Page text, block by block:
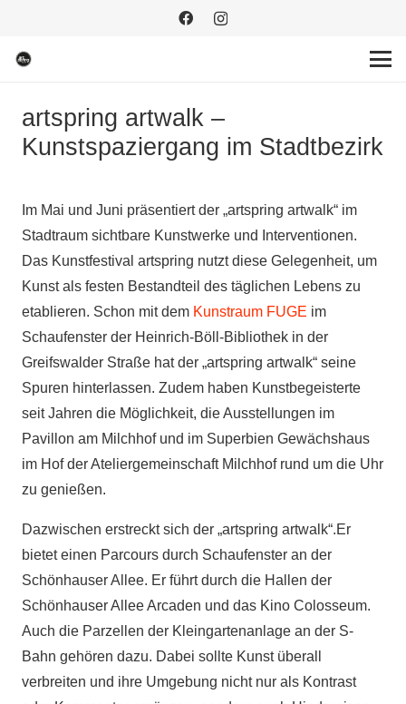
artspring artwalk –
Kunstspaziergang im Stadtbezirk
Im Mai und Juni präsentiert der „artspring artwalk“ im
Stadtraum sichtbare Kunstwerke und Interventionen.
Das Kunstfestival artspring nutzt diese Gelegenheit, um
Kunst als festen Bestandteil des täglichen Lebens zu
etablieren. Schon mit dem Kunstraum FUGE im
Schaufenster der Heinrich-Böll-Bibliothek in der
Greifswalder Straße hat der „artspring artwalk“ seine
Spuren hinterlassen. Zudem haben Kunstbegeisterte
seit Jahren die Möglichkeit, die Ausstellungen im
Pavillon am Milchhof und im Superbien Gewächshaus
im Hof der Ateliergemeinschaft Milchhof rund um die Uhr
zu genießen.
Dazwischen erstreckt sich der „artspring artwalk“.Er
bietet einen Parcours durch Schaufenster an der
Schönhauser Allee. Er führt durch die Hallen der
Schönhauser Allee Arcaden und das Kino Colosseum.
Auch die Parzellen der Kleingartenanlage an der S-
Bahn gehören dazu. Dabei sollte Kunst überall
verbreiten und ihre Umgebung nicht nur als Kontrast